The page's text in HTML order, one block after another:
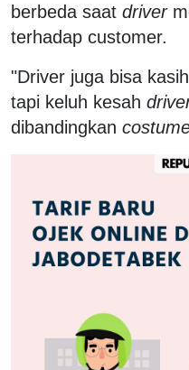
berbeda saat driver
terhadap customer.
"Driver juga bisa
tapi keluh kesah
dibandingkan